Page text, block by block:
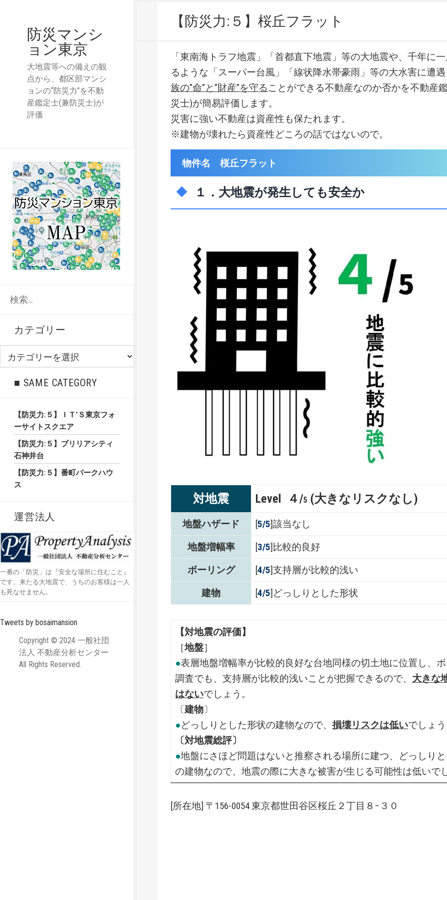
防災マンシ
ョン東京
大地震等への備えの観
点から、都区部マンシ
ョンの“防災力”を不動
産鑑定士(兼防災士)が
評価
カテゴリー
■ SAME CATEGORY
【防災力:５】ＩＴ’Ｓ東京フォ
ーサイトスクエア
【防災力:５】ブリリアシティ
石神井台
【防災力:５】番町パークハウ
ス
運営法人
一番の「防災」は『安全な場所に住むこと』
です。来たる大地震で、うちのお客様は一人
も死なせません。
Tweets by bosaimansion
Copyright © 2024 一般社団
法人 不動産分析センター
All Rights Reserved.
【防災力:５】桜丘フラット
「東南海トラフ地震」「首都直下地震」等の大地震や、千年に
るような「スーパー台風」「線状降水帯豪雨」等の大水害に遭
族の”命”と”財産”を守ることができる不動産なのか否かを不動産
災士)が簡易評価します。
災害に強い不動産は資産性も保たれます。
※建物が壊れたら資産性どころの話ではないので。
物件名 桜丘フラット
１．大地震が発生しても安全か
対地震 Level ４/5 (大きなリスクなし)
地盤ハザード [5/5]該当なし
地盤増幅率
[3/5]比較的良好
ボーリング
[4/5]支持層が比較的浅い
建物
[4/5]どっしりとした形状
【対地震の評価】
［地盤］
●表層地盤増幅率が比較的良好な台地同様の切土地に位置し、
調査でも、支持層が比較的浅いことが把握できるので、 大きな
はないでしょう。
〔建物〕
●どっしりとした形状の建物なので、損壊リスクは低いでしょ
〔対地震総評〕
●地盤にさほど問題はないと推察される場所に建つ、どっしり
の建物なので、地震の際に大きな被害が生じる可能性は低いで
[所在地] 〒156-0054 東京都世田谷区桜丘２丁目８−３０